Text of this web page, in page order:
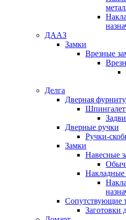
ДААЗ
Замки
Врезные
Делга
Дверная
Дверные ручки
Ручки-
Замки
Навесные
Накладные
Сопутствующие
Заготовки